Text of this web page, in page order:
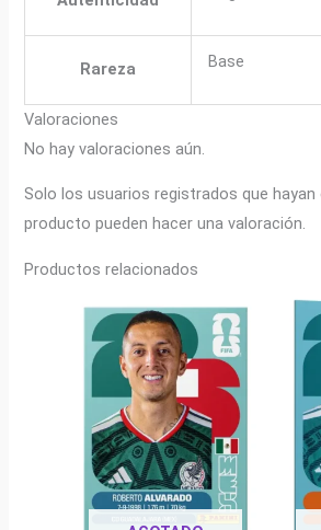
Rareza Base
Valoraciones
No hay valoraciones aún.
Solo los usuarios registrados que
producto pueden hacer una valoración.
Productos relacionados